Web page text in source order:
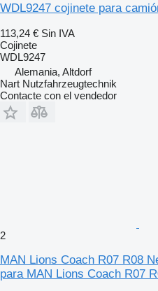
WDL9247 cojinete para
113,24 € Sin IVA
Cojinete
WDL9247
Alemania, Altdorf
Nart Nutzfahrzeugtechnik
Contacte con el vendedor
2
MAN Lions Coach R07 R08
para MAN Lions Coach R07